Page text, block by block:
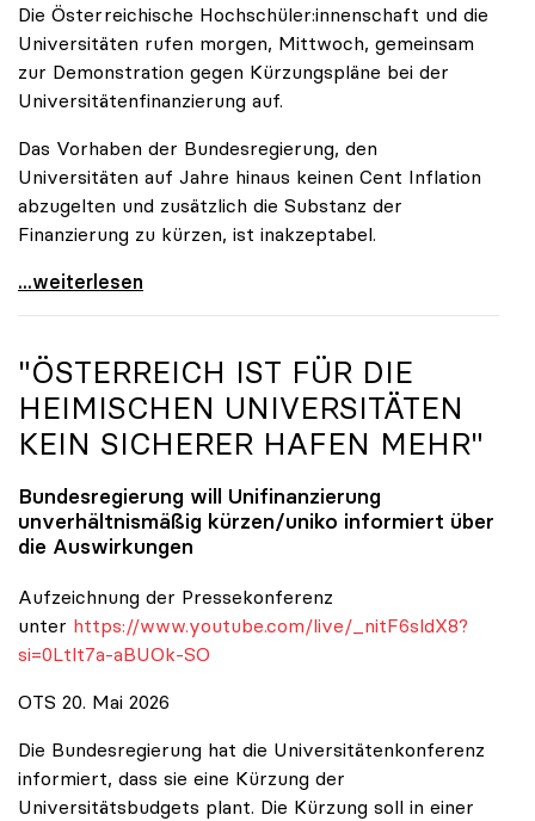
Die Österreichische Hochschüler:innenschaft und die
Universitäten rufen morgen, Mittwoch, gemeinsam
zur Demonstration gegen Kürzungspläne bei der
Universitätenfinanzierung auf.
Das Vorhaben der Bundesregierung, den
Universitäten auf Jahre hinaus keinen Cent Inflation
abzugelten und zusätzlich die Substanz der
Finanzierung zu kürzen, ist inakzeptabel.
#UnisRetten Warum es sich zu demonstrieren lohnt
...weiterlesen
"ÖSTERREICH IST FÜR DIE
HEIMISCHEN UNIVERSITÄTEN
KEIN SICHERER HAFEN MEHR"
Bundesregierung will Unifinanzierung
unverhältnismäßig kürzen/uniko informiert über
die Auswirkungen
Aufzeichnung der Pressekonferenz
unter https://www.youtube.com/live/_nitF6sldX8?
si=0Ltlt7a-aBUOk-SO
OTS 20. Mai 2026
Die Bundesregierung hat die Universitätenkonferenz
informiert, dass sie eine Kürzung der
Universitätsbudgets plant. Die Kürzung soll in einer